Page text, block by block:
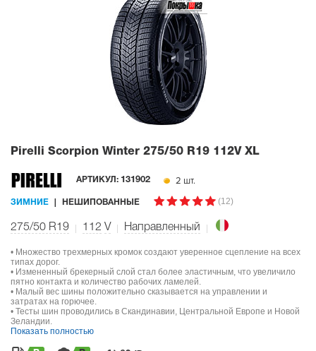
Pirelli Scorpion Winter 275/50 R19 112V XL
АРТИКУЛ: 131902 2 шт.
ЗИМНИЕ НЕШИПОВАННЫЕ (12)
275/50 R19 112 V Направленный
• Множество трехмерных кромок создают уверенное сцепление на всех
типах дорог.
• Измененный брекерный слой стал более эластичным, что увеличило
пятно контакта и количество рабочих ламелей.
• Малый вес шины положительно сказывается на управлении и
затратах на горючее.
• Тесты шин проводились в Скандинавии, Центральной Европе и Новой
Зеландии.
Показать полностью